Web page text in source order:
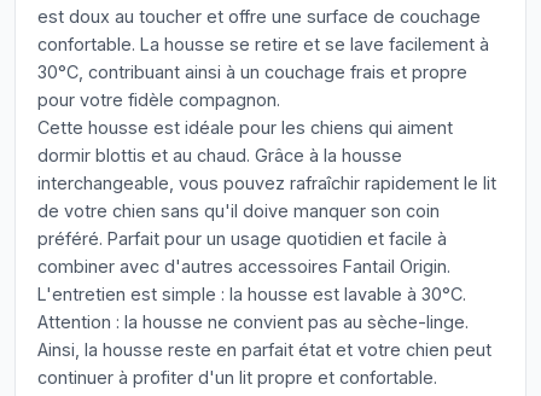
est doux au toucher et offre une surface de couchage
confortable. La housse se retire et se lave facilement à
30°C, contribuant ainsi à un couchage frais et propre
pour votre fidèle compagnon.
Cette housse est idéale pour les chiens qui aiment
dormir blottis et au chaud. Grâce à la housse
interchangeable, vous pouvez rafraîchir rapidement le lit
de votre chien sans qu'il doive manquer son coin
préféré. Parfait pour un usage quotidien et facile à
combiner avec d'autres accessoires Fantail Origin.
L'entretien est simple : la housse est lavable à 30°C.
Attention : la housse ne convient pas au sèche-linge.
Ainsi, la housse reste en parfait état et votre chien peut
continuer à profiter d'un lit propre et confortable.